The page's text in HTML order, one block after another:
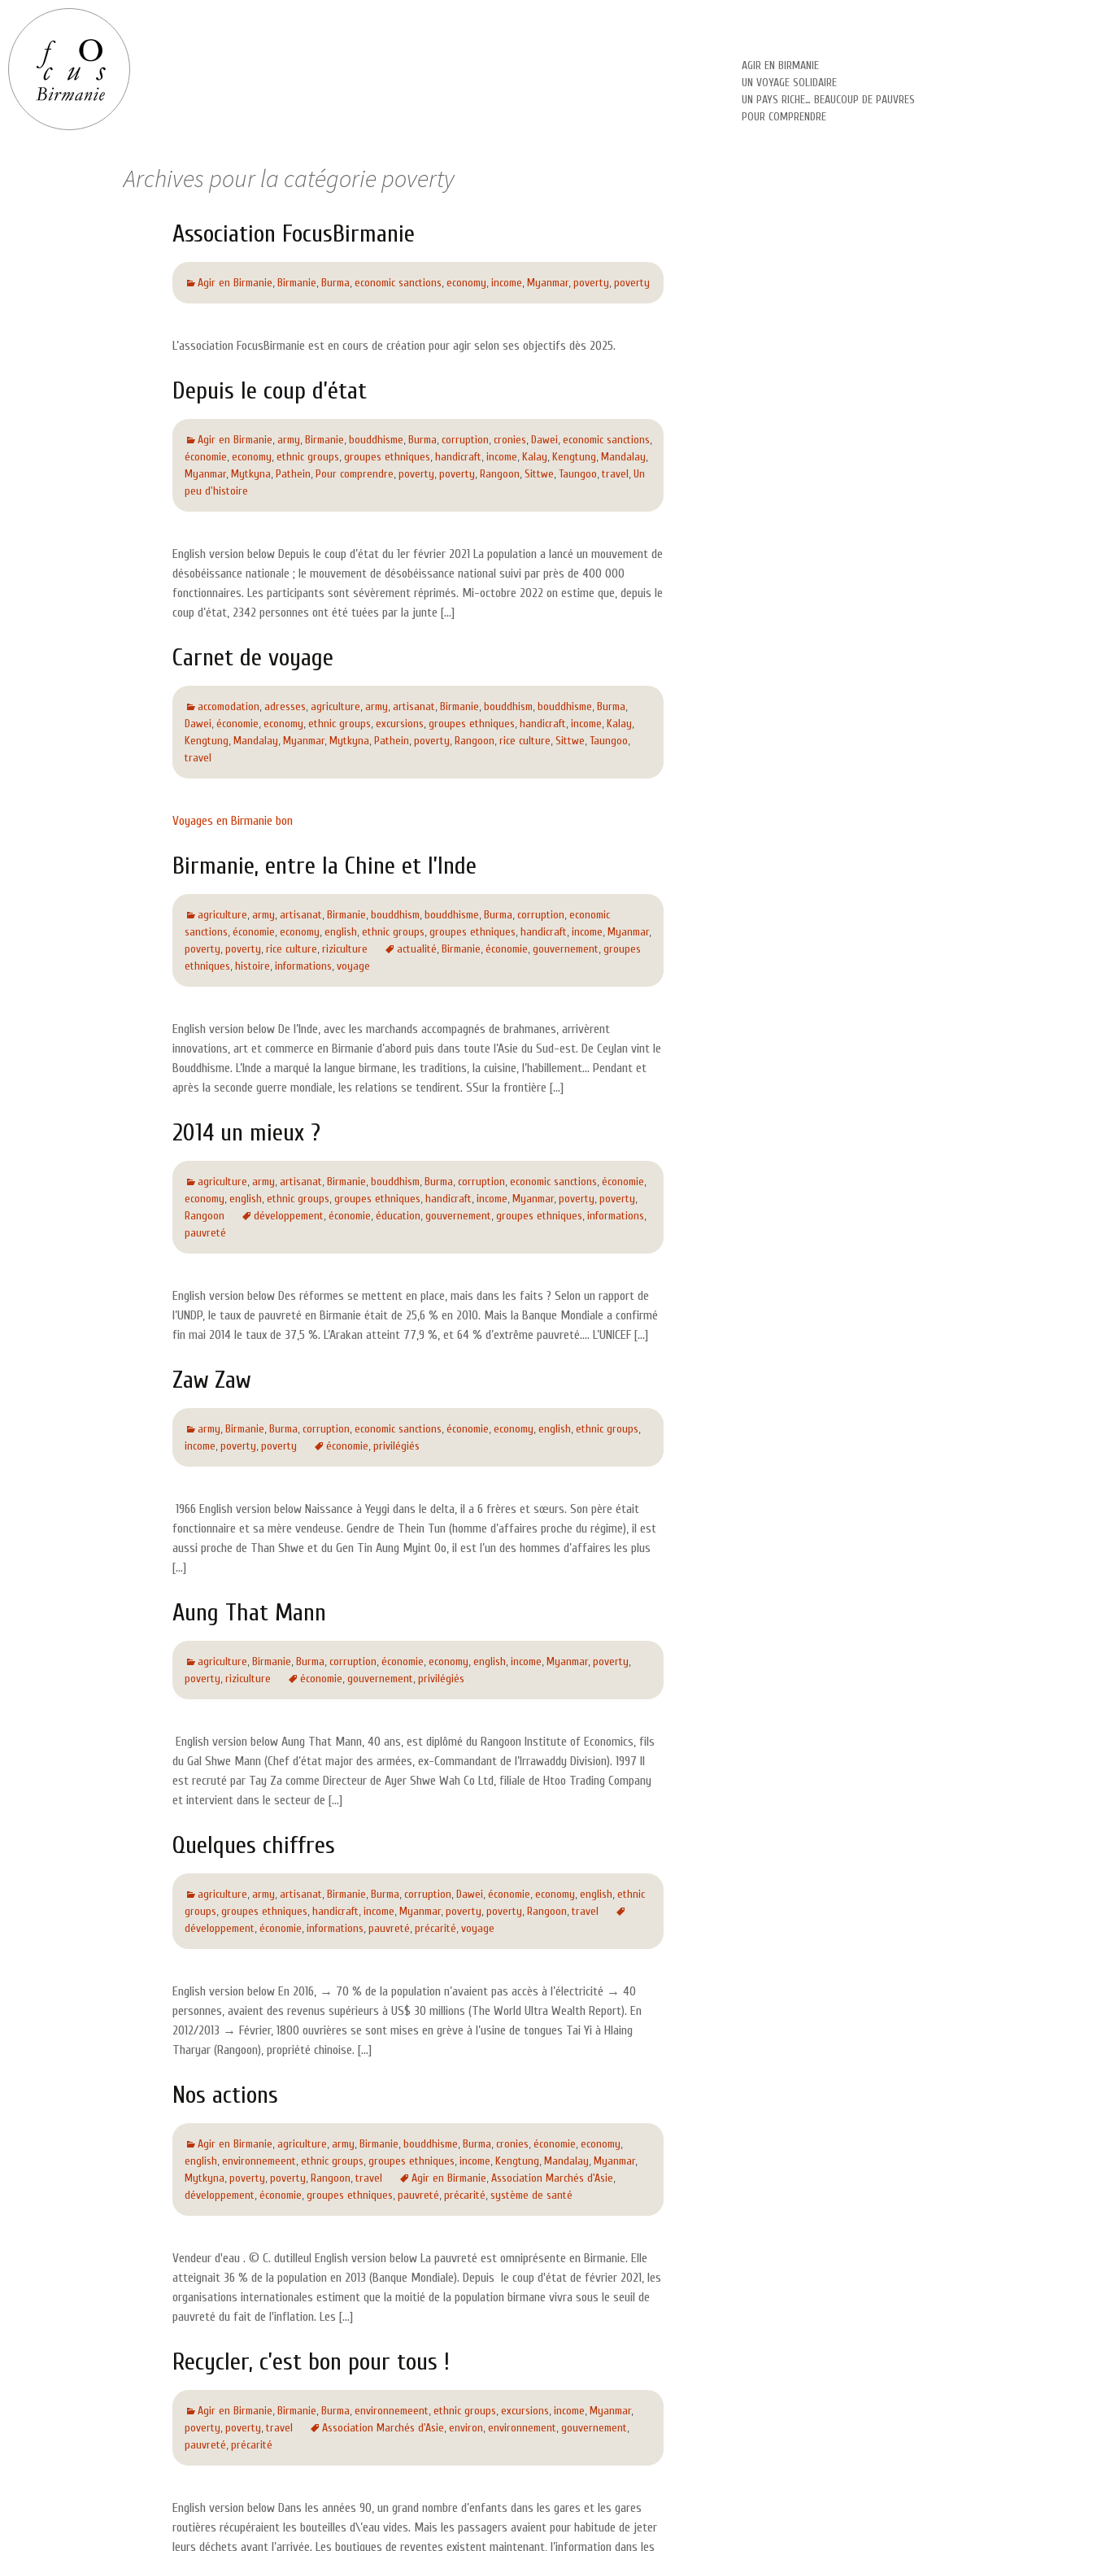
Archives pour la catégorie poverty
Association FocusBirmanie
Agir en Birmanie,Birmanie,Burma,economic sanctions,economy,income,Myanmar,poverty,poverty
L’association FocusBirmanie est en cours de création pour agir selon ses objectifs dès 2025.
Depuis le coup d’état
Agir en Birmanie,army,Birmanie,bouddhisme,Burma,corruption,cronies,Dawei,economic sanctions,
économie,economy,ethnic groups,groupes ethniques,handicraft,income,Kalay,Kengtung,Mandalay,
Myanmar,Mytkyna,Pathein,Pour comprendre,poverty,poverty,Rangoon,Sittwe,Taungoo,travel,Un
peu d'histoire
English version below Depuis le coup d’état du 1er février 2021 La population a lancé un mouvement de
désobéissance nationale ; le mouvement de désobéissance national suivi par près de 400 000
fonctionnaires. Les participants sont sévèrement réprimés. Mi-octobre 2022 on estime que, depuis le
coup d’état, 2342 personnes ont été tuées par la junte […]
Carnet de voyage
accomodation,adresses,agriculture,army,artisanat,Birmanie,bouddhism,bouddhisme,Burma,
Dawei,économie,economy,ethnic groups,excursions,groupes ethniques,handicraft,income,Kalay,
Kengtung,Mandalay,Myanmar,Mytkyna,Pathein,poverty,Rangoon,rice culture,Sittwe,Taungoo,
travel
Voyages en Birmanie bon
Birmanie, entre la Chine et l’Inde
agriculture,army,artisanat,Birmanie,bouddhism,bouddhisme,Burma,corruption,economic
sanctions,économie,economy,english,ethnic groups,groupes ethniques,handicraft,income,Myanmar,
poverty,poverty,rice culture,riziculture actualité,Birmanie,économie,gouvernement,groupes
ethniques,histoire,informations,voyage
English version below De l’Inde, avec les marchands accompagnés de brahmanes, arrivèrent
innovations, art et commerce en Birmanie d’abord puis dans toute l’Asie du Sud-est. De Ceylan vint le
Bouddhisme. L’Inde a marqué la langue birmane, les traditions, la cuisine, l’habillement… Pendant et
après la seconde guerre mondiale, les relations se tendirent. SSur la frontière […]
2014 un mieux ?
agriculture,army,artisanat,Birmanie,bouddhism,Burma,corruption,economic sanctions,économie,
economy,english,ethnic groups,groupes ethniques,handicraft,income,Myanmar,poverty,poverty,
Rangoon
développement,économie,éducation,gouvernement,groupes ethniques,informations,
pauvreté
English version below Des réformes se mettent en place, mais dans les faits ? Selon un rapport de
l’UNDP, le taux de pauvreté en Birmanie était de 25,6 % en 2010. Mais la Banque Mondiale a confirmé
fin mai 2014 le taux de 37,5 %. L’Arakan atteint 77,9 %, et 64 % d’extrême pauvreté…. L’UNICEF […]
Zaw Zaw
army,Birmanie,Burma,corruption,economic sanctions,économie,economy,english,ethnic groups,
income,poverty,poverty économie,privilégiés
1966 English version below Naissance à Yeygi dans le delta, il a 6 frères et sœurs. Son père était
fonctionnaire et sa mère vendeuse. Gendre de Thein Tun (homme d’affaires proche du régime), il est
aussi proche de Than Shwe et du Gen Tin Aung Myint Oo, il est l’un des hommes d’affaires les plus
[…]
Aung That Mann
agriculture,Birmanie,Burma,corruption,économie,economy,english,income,Myanmar,poverty,
poverty,riziculture économie,gouvernement,privilégiés
English version below Aung That Mann, 40 ans, est diplômé du Rangoon Institute of Economics, fils
du Gal Shwe Mann (Chef d’état major des armées, ex-Commandant de l’Irrawaddy Division). 1997 Il
est recruté par Tay Za comme Directeur de Ayer Shwe Wah Co Ltd, filiale de Htoo Trading Company
et intervient dans le secteur de […]
Quelques chiffres
agriculture,army,artisanat,Birmanie,Burma,corruption,Dawei,économie,economy,english,ethnic
groups,groupes ethniques,handicraft,income,Myanmar,poverty,poverty,Rangoon,travel
développement,économie,informations,pauvreté,précarité,voyage
English version below En 2016, → 70 % de la population n’avaient pas accès à l’électricité → 40
personnes, avaient des revenus supérieurs à US$ 30 millions (The World Ultra Wealth Report). En
2012/2013 → Février, 1800 ouvrières se sont mises en grève à l’usine de tongues Tai Yi à Hlaing
Tharyar (Rangoon), propriété chinoise. […]
Nos actions
Agir en Birmanie,agriculture,army,Birmanie,bouddhisme,Burma,cronies,économie,economy,
english,environnemeent,ethnic groups,groupes ethniques,income,Kengtung,Mandalay,Myanmar,
Mytkyna,poverty,poverty,Rangoon,travel Agir en Birmanie,Association Marchés d'Asie,
développement,économie,groupes ethniques,pauvreté,précarité,système de santé
Vendeur d'eau . © C. dutilleul English version below La pauvreté est omniprésente en Birmanie. Elle
atteignait 36 % de la population en 2013 (Banque Mondiale). Depuis le coup d'état de février 2021, les
organisations internationales estiment que la moitié de la population birmane vivra sous le seuil de
pauvreté du fait de l'inflation. Les [...]
Recycler, c’est bon pour tous !
Agir en Birmanie,Birmanie,Burma,environnemeent,ethnic groups,excursions,income,Myanmar,
poverty,poverty,travel Association Marchés d'Asie,environ,environnement,gouvernement,
pauvreté,précarité
English version below Dans les années 90, un grand nombre d’enfants dans les gares et les gares
routières récupéraient les bouteilles d\’eau vides. Mais les passagers avaient pour habitude de jeter
leurs déchets avant l’arrivée. Les boutiques de reventes existent maintenant, l’information dans les
AGIR EN BIRMANIE
UN VOYAGE SOLIDAIRE
UN PAYS RICHE… BEAUCOUP DE PAUVRES
POUR COMPRENDRE